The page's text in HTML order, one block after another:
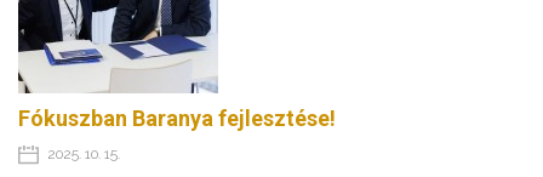
Fókuszban Baranya fejlesztése!
2025. 10. 15.